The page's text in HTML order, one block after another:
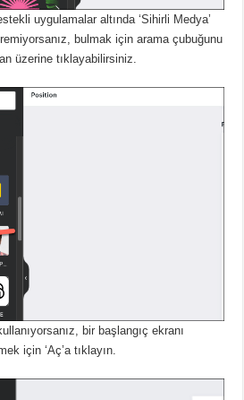
uygulamalar altında ‘Sihirli Medya’
bulmak için arama çubuğunu
üzerine tıklayabilirsiniz.
bir başlangıç ​​ekranı
için ‘Aç’a tıklayın.